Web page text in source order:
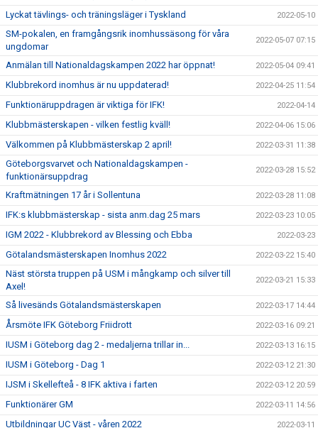
Lyckat tävlings- och träningsläger i Tyskland 2022-05-10
SM-pokalen, en framgångsrik inomhussäsong för våra
ungdomar
2022-05-07 07:15
Anmälan till Nationaldagskampen 2022 har öppnat! 2022-05-04 09:41
Klubbrekord inomhus är nu uppdaterad! 2022-04-25 11:54
Funktionäruppdragen är viktiga för IFK! 2022-04-14
Klubbmästerskapen - vilken festlig kväll! 2022-04-06 15:06
Välkommen på Klubbmästerskap 2 april! 2022-03-31 11:38
Göteborgsvarvet och Nationaldagskampen -
funktionärsuppdrag
2022-03-28 15:52
Kraftmätningen 17 år i Sollentuna 2022-03-28 11:08
IFK:s klubbmästerskap - sista anm.dag 25 mars 2022-03-23 10:05
IGM 2022 - Klubbrekord av Blessing och Ebba 2022-03-23
Götalandsmästerskapen Inomhus 2022 2022-03-22 15:40
Näst största truppen på USM i mångkamp och silver till
Axel!
2022-03-21 15:33
Så livesänds Götalandsmästerskapen 2022-03-17 14:44
Årsmöte IFK Göteborg Friidrott 2022-03-16 09:21
IUSM i Göteborg dag 2 - medaljerna trillar in... 2022-03-13 16:15
IUSM i Göteborg - Dag 1 2022-03-12 21:30
IJSM i Skellefteå - 8 IFK aktiva i farten 2022-03-12 20:59
Funktionärer GM 2022-03-11 14:56
Utbildningar UC Väst - våren 2022 2022-03-11